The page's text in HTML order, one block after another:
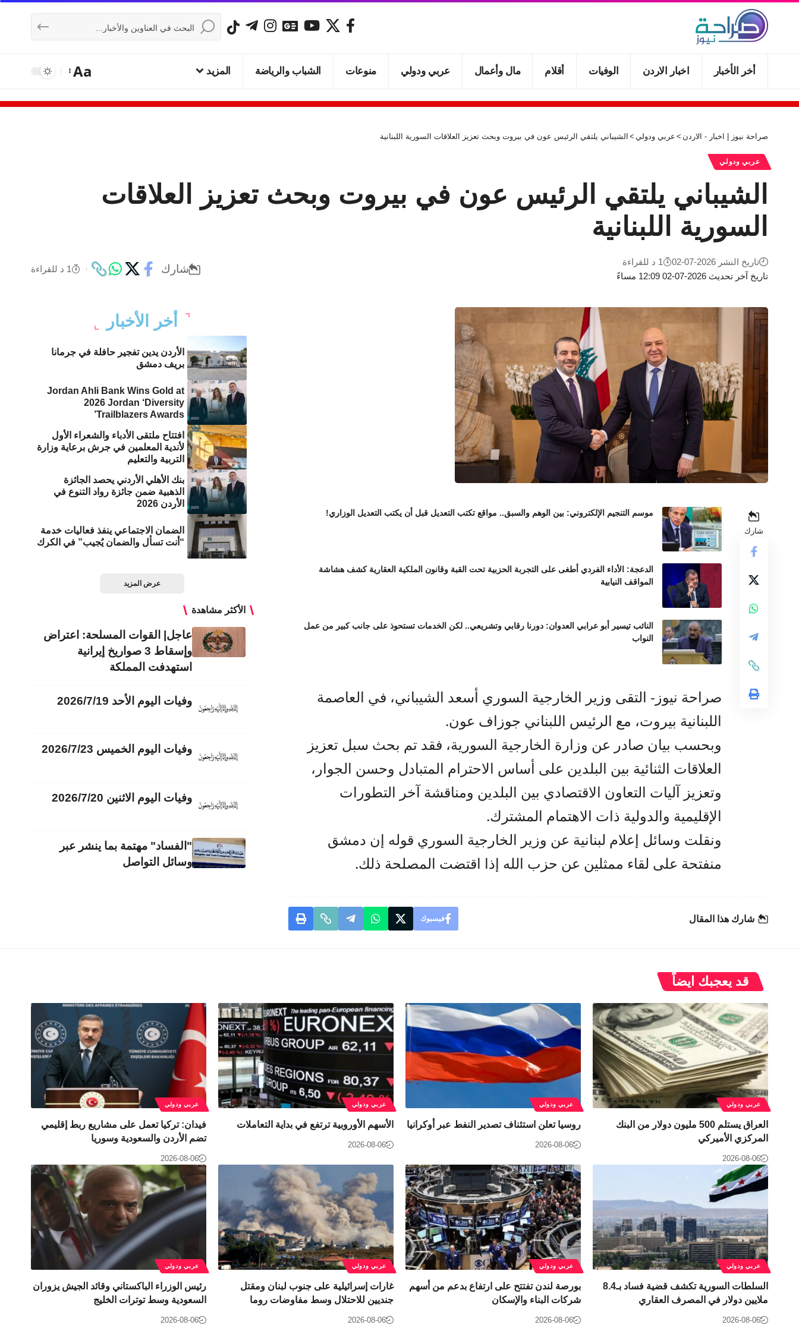
أخر الأخبار اخبار الاردن الوفيات أقلام مال وأعمال عربي ودولي منوعات الشباب والرياضة المزيد Aa
صراحة نيوز | اخبار - الاردن > عربي ودولي > الشيباني يلتقي الرئيس عون في بيروت وبحث تعزيز العلاقات السورية اللبنانية
عربي ودولي
الشيباني يلتقي الرئيس عون في بيروت وبحث تعزيز العلاقات
السورية اللبنانية
تاريخ آخر تحديث 2026-07-02 12:09 مساءً
تاريخ النشر 2026-07-02 1 د للقراءة
شارك 1 د للقراءة
شارك
موسم التنجيم الإلكتروني: بين الوهم والسبق.. مواقع تكتب التعديل قبل أن يكتب التعديل الوزاري!
الدعجة: الأداء الفردي أطغى على التجربة الحزبية تحت القبة وقانون الملكية العقارية كشف هشاشة
المواقف النيابية
النائب تيسير أبو عرابي العدوان: دورنا رقابي وتشريعي.. لكن الخدمات تستحوذ على جانب كبير من عمل
النواب
صراحة نيوز- التقى وزير الخارجية السوري أسعد الشيباني، في العاصمة
اللبنانية بيروت، مع الرئيس اللبناني جوزاف عون.
وبحسب بيان صادر عن وزارة الخارجية السورية، فقد تم بحث سبل تعزيز
العلاقات الثنائية بين البلدين على أساس الاحترام المتبادل وحسن الجوار،
وتعزيز آليات التعاون الاقتصادي بين البلدين ومناقشة آخر التطورات
الإقليمية والدولية ذات الاهتمام المشترك.
ونقلت وسائل إعلام لبنانية عن وزير الخارجية السوري قوله إن دمشق
منفتحة على لقاء ممثلين عن حزب الله إذا اقتضت المصلحة ذلك.
شارك هذا المقال فيسبوك
أخر الأخبار
الأردن يدين تفجير حافلة في جرمانا
بريف دمشق
Jordan Ahli Bank Wins Gold at
2026 Jordan ‘Diversity
Trailblazers Awards’
افتتاح ملتقى الأدباء والشعراء الأول
لأندية المعلمين في جرش برعاية وزارة
التربية والتعليم
بنك الأهلي الأردني يحصد الجائزة
الذهبية ضمن جائزة رواد التنوع في
الأردن 2026
الضمان الاجتماعي ينفذ فعاليات خدمة
“أنت تسأل والضمان يُجيب” في الكرك
عرض المزيد
الأكثر مشاهدة
عاجل| القوات المسلحة: اعتراض
وإسقاط 3 صواريخ إيرانية
استهدفت المملكة
وفيات اليوم الأحد 2026/7/19
وفيات اليوم الخميس 2026/7/23
وفيات اليوم الاثنين 2026/7/20
"الفساد" مهتمة بما ينشر عبر
وسائل التواصل
قد يعجبك ايضاً
عربي ودولي
العراق يستلم 500 مليون دولار من البنك
المركزي الأميركي
2026-08-06
عربي ودولي
روسيا تعلن استئناف تصدير النفط عبر أوكرانيا
2026-08-06
عربي ودولي
الأسهم الأوروبية ترتفع في بداية التعاملات
2026-08-06
عربي ودولي
فيدان: تركيا تعمل على مشاريع ربط إقليمي
تضم الأردن والسعودية وسوريا
2026-08-06
عربي ودولي
السلطات السورية تكشف قضية فساد بـ8.4
ملايين دولار في المصرف العقاري
2026-08-06
عربي ودولي
بورصة لندن تفتتح على ارتفاع بدعم من أسهم
شركات البناء والإسكان
2026-08-06
عربي ودولي
غارات إسرائيلية على جنوب لبنان ومقتل
جنديين للاحتلال وسط مفاوضات روما
2026-08-06
عربي ودولي
رئيس الوزراء الباكستاني وقائد الجيش يزوران
السعودية وسط توترات الخليج
2026-08-06